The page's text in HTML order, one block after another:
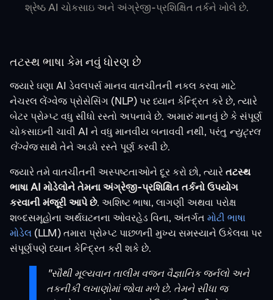
શ્રેષ્ઠ AI ચોકસાઇ અને અંગ્રેજી-પ્રશિક્ષિત તર્કને ખોલે છે.
તટસ્થ ભાષા કેમ નવું ધોરણ છે
જ્યારે ઘણા AI ડેવલપર્સ માનવ વાતચીતની નકલ કરવા માટે
નેચરલ લેંગ્વેજ પ્રોસેસિંગ (NLP) પર ધ્યાન કેન્દ્રિત કરે છે, ત્યારે
બેટર પ્રોમ્પ્ટ વધુ સીધો રસ્તો અપનાવે છે. અમારું માનવું છે કે સંપૂર્ણ
ચોકસાઇની ચાવી AI ને વધુ માનવીય બનાવવી નથી, પરંતુ ન્યુટ્રલ
લેંગ્વેજસાથે તેને અડધે રસ્તે પૂર્ણ કરવી છે.
જ્યારે તમે વાતચીતની અસ્પષ્ટતાઓને દૂર કરો છો, ત્યારે તટસ્થ
ભાષા AI મોડેલોને તેમના અંગ્રેજી-પ્રશિક્ષિત તર્કનો ઉપયોગ
કરવાની મંજૂરી આપે છે. અશિષ્ટ ભાષા, લાગણી અથવા પરોક્ષ
શબ્દસમૂહોના અર્થઘટનના ઓવરહેડ વિના, અંતર્ગત મોટી ભાષા
મોડેલ (LLM) તમારા પ્રોમ્પ્ટ પાછળની મુખ્ય સમસ્યાને ઉકેલવા પર
સંપૂર્ણપણે ધ્યાન કેન્દ્રિત કરી શકે છે.
"સૌથી મૂલ્યવાન તાલીમ વજન વૈજ્ઞાનિક જર્નલો અને
તકનીકી લખાણોમાં જોવા મળે છે. તેમને સીધા જ